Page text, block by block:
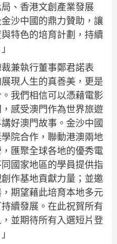
、香港文創產業發展
沙中國的鼎力贊助，讓
特色的培育計劃，持續
兼執行董事鄭君諾表
現人生的真善美，更是
我們相信可以憑藉電影
感受澳門作為世界旅遊
好澳門故事。金沙中國
院合作，聯動港澳兩地
匯聚全球各地的優秀電
國家地區的學員提供指
作基地貢獻力量；並邀
期望藉此培育本地多元
續發展。在此祝賀所有
並期待所有入選短片登